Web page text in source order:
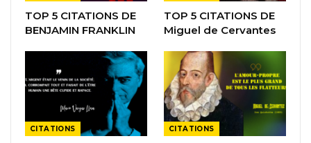
TOP 5 CITATIONS DE
BENJAMIN FRANKLIN
TOP 5 CITATIONS DE
Miguel de Cervantes
CITATIONS CITATIONS